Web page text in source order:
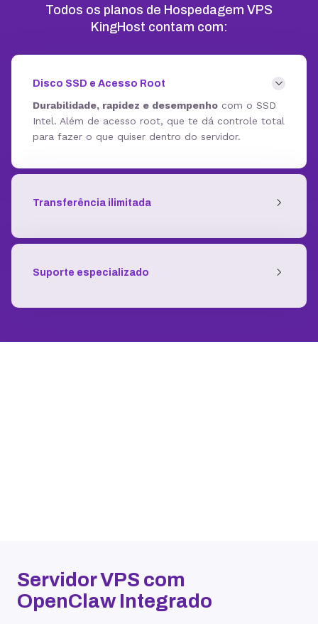
Todos os planos de Hospedagem VPS
KingHost contam com:
Disco SSD e Acesso Root
Durabilidade, rapidez e desempenho com o SSD
Intel. Além de acesso root, que te dá controle total
para fazer o que quiser dentro do servidor.
Transferência ilimitada
Suporte especializado
Servidor VPS com
OpenClaw Integrado